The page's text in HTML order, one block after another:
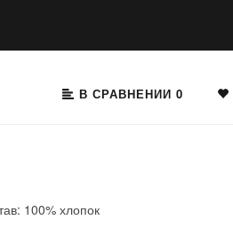
В СРАВНЕНИИ 0
100% хлопок